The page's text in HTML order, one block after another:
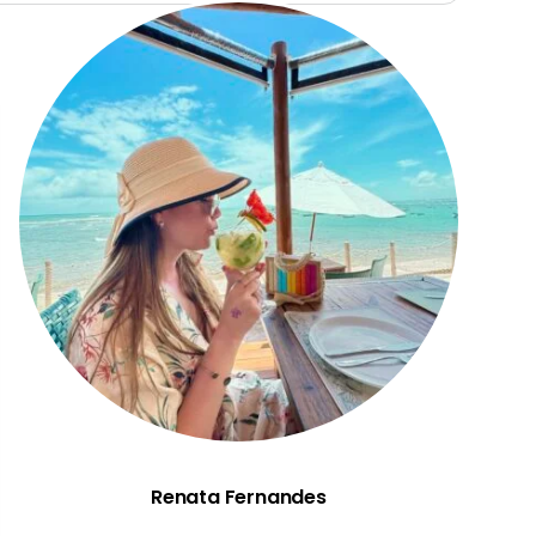
Renata Fernandes
Renata Fernandes